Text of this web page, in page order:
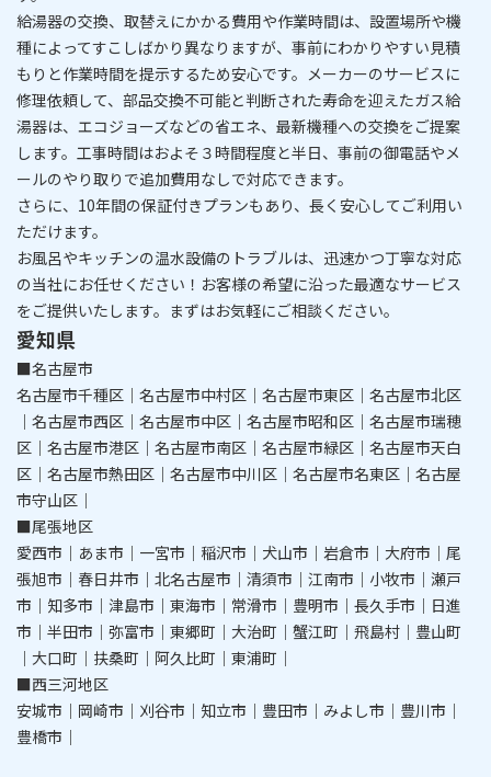
給湯器の交換、取替えにかかる費用や作業時間は、設置場所や機
種によってすこしばかり異なりますが、事前にわかりやすい見積
もりと作業時間を提示するため安心です。メーカーのサービスに
修理依頼して、部品交換不可能と判断された寿命を迎えたガス給
湯器は、エコジョーズなどの省エネ、最新機種への交換をご提案
します。工事時間はおよそ３時間程度と半日、事前の御電話やメ
ールのやり取りで追加費用なしで対応できます。
さらに、 10年間の保証付きプランもあり、長く安心してご利用い
ただけます。
​​​​​​​お風呂やキッチンの温水設備のトラブルは、迅速かつ丁寧な対応
の当社にお任せください！ お客様の希望に沿った最適なサービス
をご提供いたします。まずはお気軽にご相談ください。
愛知県
■名古屋市
名古屋市千種区｜名古屋市中村区｜名古屋市東区｜名古屋市北区
｜名古屋市西区｜名古屋市中区｜名古屋市昭和区｜名古屋市瑞穂
区｜名古屋市港区｜名古屋市南区｜名古屋市緑区｜名古屋市天白
区｜名古屋市熱田区｜名古屋市中川区｜名古屋市名東区｜名古屋
市守山区｜
■尾張地区
愛西市｜あま市｜一宮市｜稲沢市｜犬山市｜岩倉市｜大府市｜尾
張旭市｜春日井市｜北名古屋市｜清須市｜江南市｜小牧市｜瀬戸
市｜知多市｜津島市｜東海市｜常滑市｜豊明市｜長久手市｜日進
市｜半田市｜弥富市｜東郷町｜大治町｜蟹江町｜飛島村｜豊山町
｜大口町｜扶桑町｜阿久比町｜東浦町｜
■西三河地区
安城市｜岡崎市｜刈谷市｜知立市｜豊田市｜みよし市｜豊川市｜
豊橋市｜